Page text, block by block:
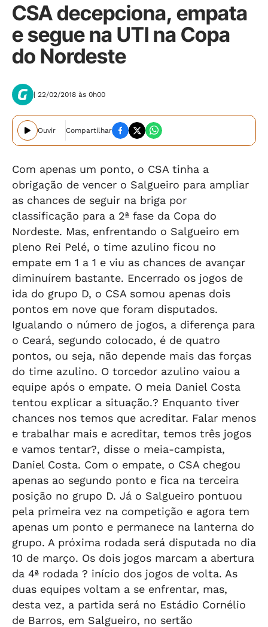
CSA decepciona, empata
e segue na UTI na Copa
do Nordeste
| 22/02/2018 às 0h00
Ouvir Compartilhar
Com apenas um ponto, o CSA tinha a
obrigação de vencer o Salgueiro para ampliar
as chances de seguir na briga por
classificação para a 2ª fase da Copa do
Nordeste. Mas, enfrentando o Salgueiro em
pleno Rei Pelé, o time azulino ficou no
empate em 1 a 1 e viu as chances de avançar
diminuírem bastante. Encerrado os jogos de
ida do grupo D, o CSA somou apenas dois
pontos em nove que foram disputados.
Igualando o número de jogos, a diferença para
o Ceará, segundo colocado, é de quatro
pontos, ou seja, não depende mais das forças
do time azulino. O torcedor azulino vaiou a
equipe após o empate. O meia Daniel Costa
tentou explicar a situação.? Enquanto tiver
chances nos temos que acreditar. Falar menos
e trabalhar mais e acreditar, temos três jogos
e vamos tentar?, disse o meia-campista,
Daniel Costa. Com o empate, o CSA chegou
apenas ao segundo ponto e fica na terceira
posição no grupo D. Já o Salgueiro pontuou
pela primeira vez na competição e agora tem
apenas um ponto e permanece na lanterna do
grupo. A próxima rodada será disputada no dia
10 de março. Os dois jogos marcam a abertura
da 4ª rodada ? início dos jogos de volta. As
duas equipes voltam a se enfrentar, mas,
desta vez, a partida será no Estádio Cornélio
de Barros, em Salgueiro, no sertão